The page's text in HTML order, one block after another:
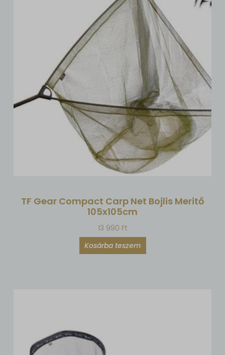
TF Gear Compact Carp Net Bojlis Meritő
105x105cm
13 990 Ft
Kosárba teszem